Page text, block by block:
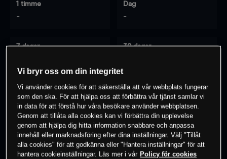
1 timme
-
Dag
-
7 dagar 30 dagar
0% av kunderna har en position i detta
instrument
Börja handla
Vi bryr oss om din integritet
Vi använder cookies för att säkerställa att vår webbplats fungerar
som den ska. För att hjälpa oss att förbättra vår tjänst samlar vi
in data för att förstå hur våra besökare använder webbplatsen.
Genom att tillåta alla cookies kan vi förbättra din upplevelse
genom att hjälpa dig hitta information snabbare och anpassa
innehåll eller marknadsföring efter dina inställningar. Välj "Tillåt
alla cookies" för att godkänna eller "Hantera inställningar" för att
hantera cookieinställningar. Läs mer i vår Policy för cookies